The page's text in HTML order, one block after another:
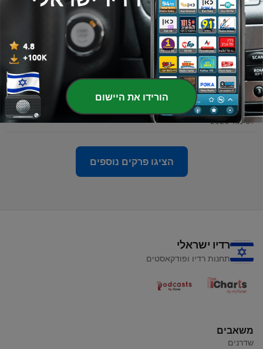
12 יולי 2026
62 פרק 62 - הדפסת כסף
61 פרק 61 - אשראי וריבית
14 יוני 2026
60
- פרק 60 - חיסכון והון
31 מאי 2026
הציגו פרקים נוספים
רדיו ישראלי
תחנות רדיו ופודקאסטים
משאבים
שדרנים
הורידו את היישום